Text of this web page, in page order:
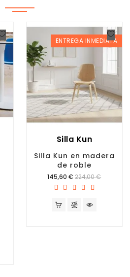
ENTREGA INMEDIATA
Silla Kun
Silla Kun en madera
de roble
Prix
145,60 € 224,00 €